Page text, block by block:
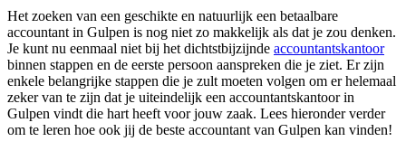
Het zoeken van een geschikte en natuurlijk een betaalbare
accountant in Gulpen is nog niet zo makkelijk als dat je zou denken.
Je kunt nu eenmaal niet bij het dichtstbijzijnde accountantskantoor
binnen stappen en de eerste persoon aanspreken die je ziet. Er zijn
enkele belangrijke stappen die je zult moeten volgen om er helemaal
zeker van te zijn dat je uiteindelijk een accountantskantoor in
Gulpen vindt die hart heeft voor jouw zaak. Lees hieronder verder
om te leren hoe ook jij de beste accountant van Gulpen kan vinden!